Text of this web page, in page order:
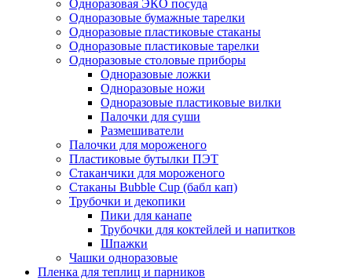
Одноразовая ЭКО посуда
Одноразовые бумажные тарелки
Одноразовые пластиковые стаканы
Одноразовые пластиковые тарелки
Одноразовые столовые приборы
Одноразовые ложки
Одноразовые ножи
Одноразовые пластиковые вилки
Палочки для суши
Размешиватели
Палочки для мороженого
Пластиковые бутылки ПЭТ
Стаканчики для мороженого
Стаканы Bubble Cup (бабл кап)
Трубочки и декопики
Пики для канапе
Трубочки для коктейлей и напитков
Шпажки
Чашки одноразовые
Пленка для теплиц и парников